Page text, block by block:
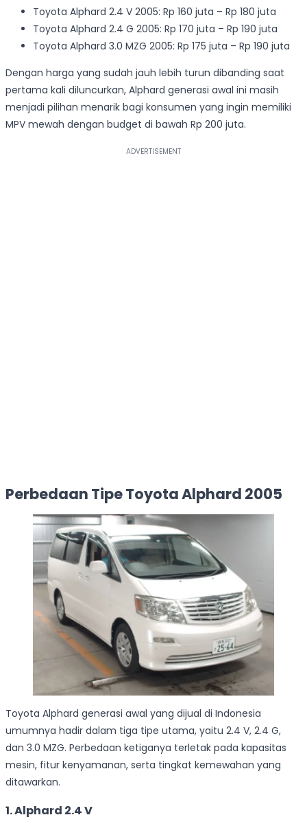
Toyota Alphard 2.4 V 2005: Rp 160 juta – Rp 180 juta
Toyota Alphard 2.4 G 2005: Rp 170 juta – Rp 190 juta
Toyota Alphard 3.0 MZG 2005: Rp 175 juta – Rp 190 juta
Dengan harga yang sudah jauh lebih turun dibanding saat
pertama kali diluncurkan, Alphard generasi awal ini masih
menjadi pilihan menarik bagi konsumen yang ingin memiliki
MPV mewah dengan budget di bawah Rp 200 juta.
Perbedaan Tipe Toyota Alphard 2005
Toyota Alphard generasi awal yang dijual di Indonesia
umumnya hadir dalam tiga tipe utama, yaitu 2.4 V, 2.4 G,
dan 3.0 MZG. Perbedaan ketiganya terletak pada kapasitas
mesin, fitur kenyamanan, serta tingkat kemewahan yang
ditawarkan.
1. Alphard 2.4 V